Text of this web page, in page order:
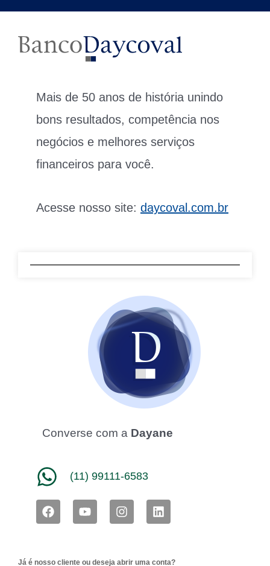
Mais de 50 anos de história unindo
bons resultados, competência nos
negócios e melhores serviços
financeiros para você.
Acesse nosso site: daycoval.com.br
Converse com a Dayane
(11) 99111-6583
F
a
Y
o
I
n
L
i
Já é nosso cliente ou deseja abrir uma conta?